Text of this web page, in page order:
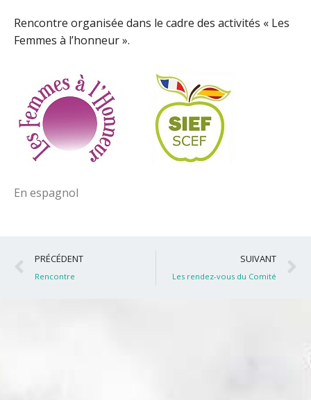
Rencontre organisée dans le cadre des activités « Les
Femmes à l’honneur ».
En espagnol
Précédent
PRÉCÉDENT
Rencontre
SUIVANT
Les rendez-vous du Comité